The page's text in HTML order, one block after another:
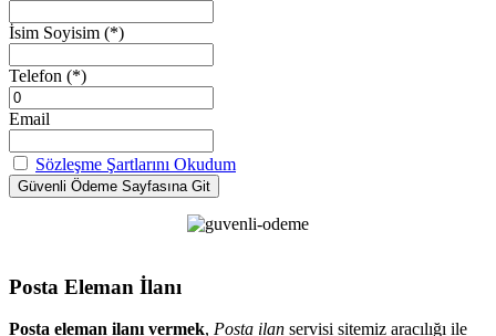
İsim Soyisim (*)
Telefon (*)
Email
Sözleşme Şartlarını Okudum
Posta Eleman İlanı
Posta eleman ilanı vermek, Posta ilan servisi sitemiz aracılığı ile